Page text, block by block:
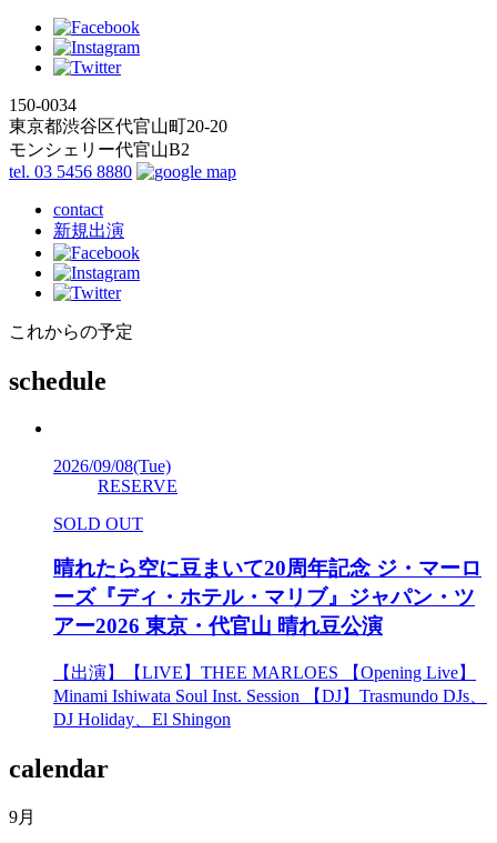
150-0034
東京都渋谷区代官山町20-20
モンシェリー代官山B2
tel. 03 5456 8880
contact
新規出演
これからの予定
schedule
2026/09/08(Tue)
RESERVE
SOLD OUT
晴れたら空に豆まいて20周年記念 ジ・マーロ
ーズ『ディ・ホテル・マリブ』ジャパン・ツ
アー2026 東京・代官山 晴れ豆公演
【出演】【LIVE】THEE MARLOES 【Opening Live】
Minami Ishiwata Soul Inst. Session 【DJ】Trasmundo DJs、
DJ Holiday、El Shingon
calendar
9月